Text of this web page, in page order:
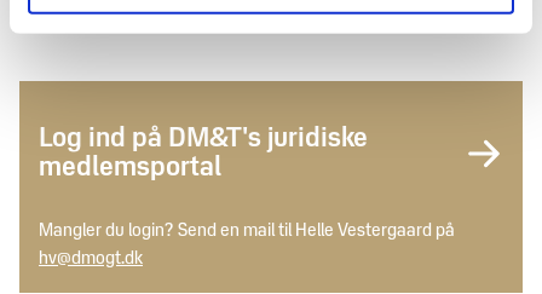
Log ind på DM&T's juridiske
medlemsportal
Mangler du login? Send en mail til Helle Vestergaard på
hv@dmogt.dk